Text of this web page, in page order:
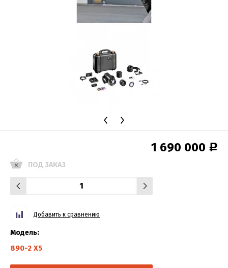
1 690 000 Р
ПОД ЗАКАЗ
Добавить к сравнению
Модель:
890-2 X5